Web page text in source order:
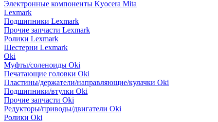
Электронные компоненты Kyocera Mita
Lexmark
Подшипники Lexmark
Прочие запчасти Lexmark
Ролики Lexmark
Шестерни Lexmark
Oki
Муфты/соленоиды Oki
Печатающие головки Oki
Пластины/держатели/направляющие/кулачки Oki
Подшипники/втулки Oki
Прочие запчасти Oki
Редукторы/приводы/двигатели Oki
Ролики Oki